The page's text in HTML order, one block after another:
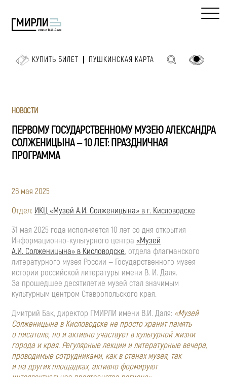
КУПИТЬ БИЛЕТ ПУШКИНСКАЯ КАРТА
НОВОСТИ
ПЕРВОМУ ГОСУДАРСТВЕННОМУ МУЗЕЮ АЛЕКСАНДРА
СОЛЖЕНИЦЫНА — 10 ЛЕТ: ПРАЗДНИЧНАЯ
ПРОГРАММА
26 мая 2025
Отдел: ИКЦ «Музей А.И. Солженицына» в г. Кисловодске
31 мая 2025 года исполняется 10 лет со дня открытия
Информационно-культурного центра «Музей
А.И. Солженицына» в Кисловодске, отдела флагманского
литературного музея России — Государственного музея
истории российской литературы имени В. И. Даля.
За прошедшее десятилетие музей стал значимым
культурным центром Ставропольского края.
Дмитрий Бак, директор ГМИРЛИ имени В.И. Даля: «Музей
Солженицына в Кисловодске не просто хранит память
о писателе, но и активно участвует в культурной жизни
города и края. Регулярные лекции и литературные вечера,
проводимые сотрудниками, как в стенах музея, так
и на других площадках, активно формируют